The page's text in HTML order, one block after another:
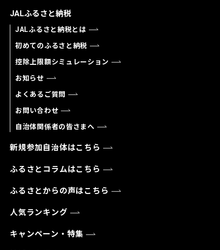
JALふるさと納税
JALふるさと納税とは
初めてのふるさと納税
控除上限額シミュレーション
お知らせ
よくあるご質問
お問い合わせ
自治体関係者の皆さまへ
新規参加自治体はこちら
ふるさとコラムはこちら
ふるさとからの声はこちら
人気ランキング
キャンペーン・特集